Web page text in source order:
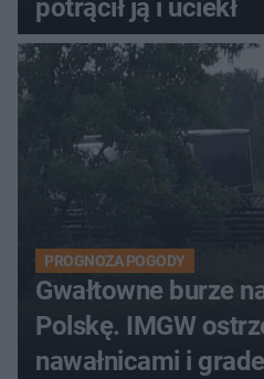
potrącił ją i uciekł
PROGNOZA POGODY
Gwałtowne burze
Polskę. IMGW
nawałnicami i